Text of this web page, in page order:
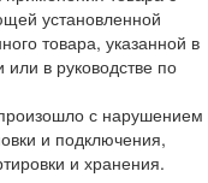
установленной
товара, указанной в
или в руководстве по
с нарушением
и подключения,
и хранения.